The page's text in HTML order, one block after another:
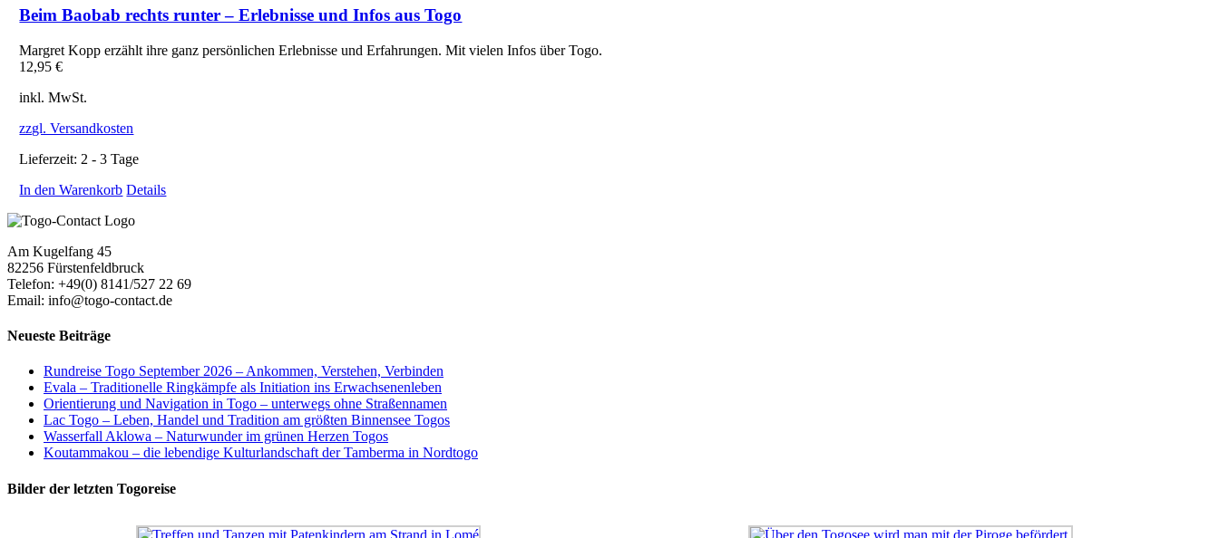
Beim Baobab rechts runter – Erlebnisse und Infos aus Togo
Margret Kopp erzählt ihre ganz persönlichen Erlebnisse und Erfahrungen. Mit vielen Infos über Togo.
12,95€
inkl. MwSt.
zzgl. Versandkosten
Lieferzeit: 2 - 3 Tage
In den Warenkorb Details
Am Kugelfang 45
82256 Fürstenfeldbruck
Telefon: +49(0) 8141/527 22 69
Email: info@togo-contact.de
Neueste Beiträge
Rundreise Togo September 2026 – Ankommen, Verstehen, Verbinden
Evala – Traditionelle Ringkämpfe als Initiation ins Erwachsenenleben
Orientierung und Navigation in Togo – unterwegs ohne Straßennamen
Lac Togo – Leben, Handel und Tradition am größten Binnensee Togos
Wasserfall Aklowa – Naturwunder im grünen Herzen Togos
Koutammakou – die lebendige Kulturlandschaft der Tamberma in Nordtogo
Bilder der letzten Togoreise